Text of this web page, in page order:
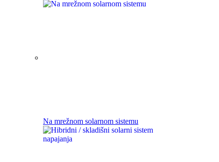
Na mrežnom solarnom sistemu